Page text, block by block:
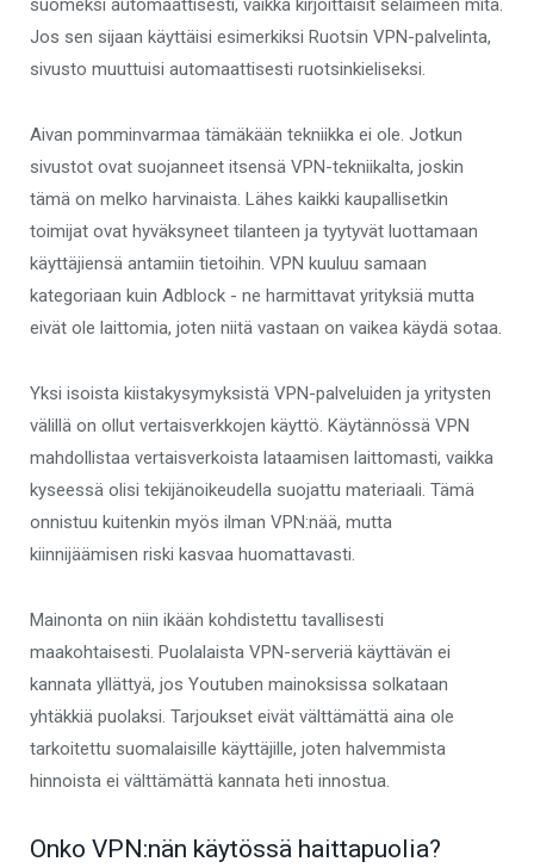
suomeksi automaattisesti, vaikka kirjoittaisit selaimeen mitä.
Jos sen sijaan käyttäisi esimerkiksi Ruotsin VPN-palvelinta,
sivusto muuttuisi automaattisesti ruotsinkieliseksi.
Aivan pomminvarmaa tämäkään tekniikka ei ole. Jotkun
sivustot ovat suojanneet itsensä VPN-tekniikalta, joskin
tämä on melko harvinaista. Lähes kaikki kaupallisetkin
toimijat ovat hyväksyneet tilanteen ja tyytyvät luottamaan
käyttäjiensä antamiin tietoihin. VPN kuuluu samaan
kategoriaan kuin Adblock - ne harmittavat yrityksiä mutta
eivät ole laittomia, joten niitä vastaan on vaikea käydä sotaa.
Yksi isoista kiistakysymyksistä VPN-palveluiden ja yritysten
välillä on ollut vertaisverkkojen käyttö. Käytännössä VPN
mahdollistaa vertaisverkoista lataamisen laittomasti, vaikka
kyseessä olisi tekijänoikeudella suojattu materiaali. Tämä
onnistuu kuitenkin myös ilman VPN:nää, mutta
kiinnijäämisen riski kasvaa huomattavasti.
Mainonta on niin ikään kohdistettu tavallisesti
maakohtaisesti. Puolalaista VPN-serveriä käyttävän ei
kannata yllättyä, jos Youtuben mainoksissa solkataan
yhtäkkiä puolaksi. Tarjoukset eivät välttämättä aina ole
tarkoitettu suomalaisille käyttäjille, joten halvemmista
hinnoista ei välttämättä kannata heti innostua.
Onko VPN:nän käytössä haittapuolia?